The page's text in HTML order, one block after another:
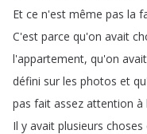
Et ce n'est même pas la
C'est parce qu'on avait
l'appartement, qu'on avait
défini sur les photos et
pas fait assez attention à
Il y avait plusieurs choses